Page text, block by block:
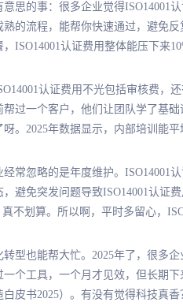
思的事：很多企业觉得ISO14001
的流程，能帮你快速通过，避免
ISO14001认证费用整体能压下来
认证费用不光包括审核费，
过一个客户，他们让团队学了基
。2025年数据显示，内部培训能平
常忽略的是年度维护。ISO14001
避免突发问题导致ISO14001认证
不划算。所以啊，平时多留心，
型也能帮大忙。2025年了，很多
个工具，一个月才见效，但长期
白皮书2025）。有没有觉得科技真香